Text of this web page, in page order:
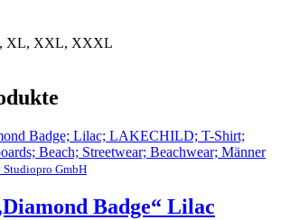
XL, XXL, XXXL
GmbH
Badge“ Lilac